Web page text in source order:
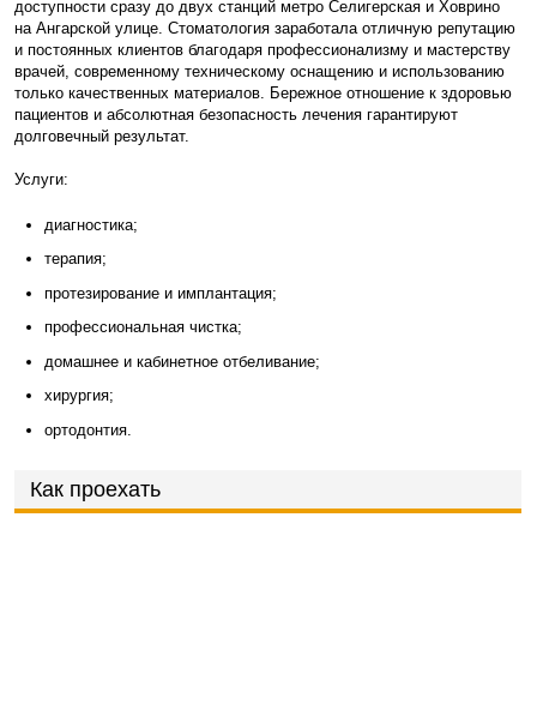
доступности сразу до двух станций метро Селигерская и Ховрино
на Ангарской улице. Стоматология заработала отличную репутацию
и постоянных клиентов благодаря профессионализму и мастерству
врачей, современному техническому оснащению и использованию
только качественных материалов. Бережное отношение к здоровью
пациентов и абсолютная безопасность лечения гарантируют
долговечный результат.
Услуги:
диагностика;
терапия;
протезирование и имплантация;
профессиональная чистка;
домашнее и кабинетное отбеливание;
хирургия;
ортодонтия.
Как проехать